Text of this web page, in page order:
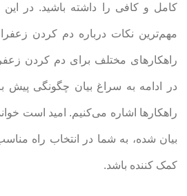
کامل و کافی را داشته باشید. در این
مهم‌ترین نکات درباره دم کردن
راهکارهای مختلف برای دم کردن
در ادامه به سراغ بیان چگونگی پیش
راهکارها اشاره می‌کنیم. امید است
بیان شده، به شما در انتخاب راه
کمک کننده باشد.